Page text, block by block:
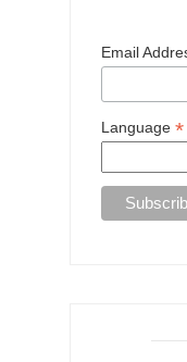
Email
Language *